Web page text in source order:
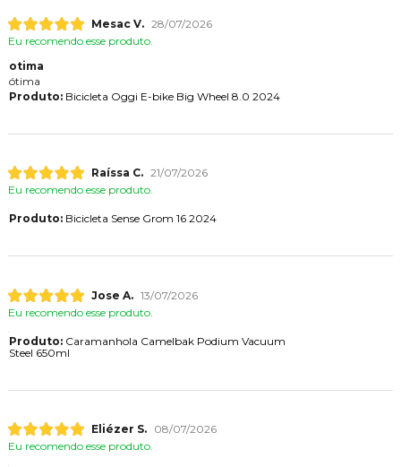
Mesac V. 28/07/2026
Eu recomendo esse produto.
otima
ótima
Produto:Bicicleta Oggi E-bike Big Wheel 8.0 2024
Raíssa C. 21/07/2026
Eu recomendo esse produto.
Produto:Bicicleta Sense Grom 16 2024
Jose A. 13/07/2026
Eu recomendo esse produto.
Produto:Caramanhola Camelbak Podium Vacuum
Steel 650ml
Eliézer S.
08/07/2026
Eu recomendo esse produto.